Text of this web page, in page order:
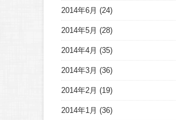
2014年6月 (24)
2014年5月 (28)
2014年4月 (35)
2014年3月 (36)
2014年2月 (19)
2014年1月 (36)